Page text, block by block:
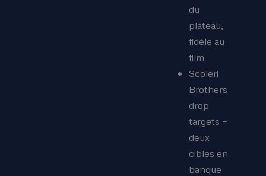
du
plateau,
fidèle au
film
Scoleri
Brothers
drop
targets —
deux
cibles en
banque